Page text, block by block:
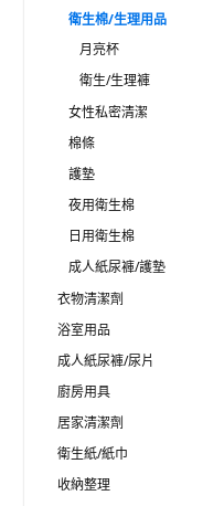
衛生棉/生理用品
月亮杯
衛生/生理褲
女性私密清潔
棉條
護墊
夜用衛生棉
日用衛生棉
成人紙尿褲/護墊
衣物清潔劑
浴室用品
成人紙尿褲/尿片
廚房用具
居家清潔劑
衛生紙/紙巾
收納整理